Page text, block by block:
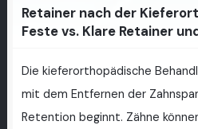
Retainer nach der
Feste vs. Klare Retainer
Die kieferorthopädische
mit dem Entfernen der
Retention beginnt. Zähne